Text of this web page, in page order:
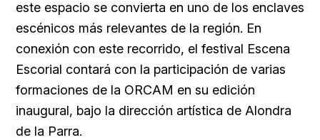
este espacio se convierta en uno de los enclaves
escénicos más relevantes de la región. En
conexión con este recorrido, el festival Escena
Escorial contará con la participación de varias
formaciones de la ORCAM en su edición
inaugural, bajo la dirección artística de Alondra
de la Parra.